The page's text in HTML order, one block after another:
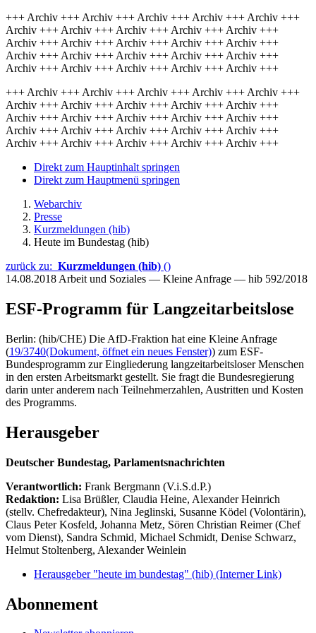
+++ Archiv +++ Archiv +++ Archiv +++ Archiv +++ Archiv +++
Archiv +++ Archiv +++ Archiv +++ Archiv +++ Archiv +++
Archiv +++ Archiv +++ Archiv +++ Archiv +++ Archiv +++
Archiv +++ Archiv +++ Archiv +++ Archiv +++ Archiv +++
Archiv +++ Archiv +++ Archiv +++ Archiv +++ Archiv +++
+++ Archiv +++ Archiv +++ Archiv +++ Archiv +++ Archiv +++
Archiv +++ Archiv +++ Archiv +++ Archiv +++ Archiv +++
Archiv +++ Archiv +++ Archiv +++ Archiv +++ Archiv +++
Archiv +++ Archiv +++ Archiv +++ Archiv +++ Archiv +++
Archiv +++ Archiv +++ Archiv +++ Archiv +++ Archiv +++
Direkt zum Hauptinhalt springen
Direkt zum Hauptmenü springen
Webarchiv
Presse
Kurzmeldungen (hib)
Heute im Bundestag (hib)
zurück zu: Kurzmeldungen (hib) ()
14.08.2018 Arbeit und Soziales — Kleine Anfrage — hib 592/2018
ESF-Programm für Langzeitarbeitslose
Berlin: (hib/CHE) Die AfD-Fraktion hat eine Kleine Anfrage
(19/3740(Dokument, öffnet ein neues Fenster)) zum ESF-
Bundesprogramm zur Eingliederung langzeitarbeitsloser Menschen
in den ersten Arbeitsmarkt gestellt. Sie fragt die Bundesregierung
darin unter anderem nach Teilnehmerzahlen, Austritten und Kosten
des Programms.
Herausgeber
Deutscher Bundestag, Parlamentsnachrichten
Verantwortlich: Frank Bergmann (V.i.S.d.P.)
Redaktion: Lisa Brüßler, Claudia Heine, Alexander Heinrich
(stellv. Chefredakteur), Nina Jeglinski, Susanne Ködel (Volontärin),
Claus Peter Kosfeld, Johanna Metz, Sören Christian Reimer (Chef
vom Dienst), Sandra Schmid, Michael Schmidt, Denise Schwarz,
Helmut Stoltenberg, Alexander Weinlein
Herausgeber "heute im bundestag" (hib) (Interner Link)
Abonnement